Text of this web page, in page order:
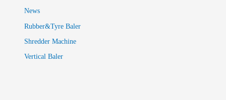
News
Rubber&Tyre Baler
Shredder Machine
Vertical Baler